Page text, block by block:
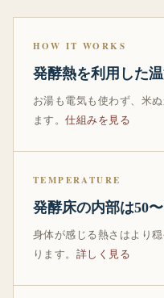
HOW IT WORKS
発酵熱を利用した
お湯も電気も使わず、米
ます。仕組みを見る
TEMPERATURE
発酵床の内部は50
身体が感じる熱さはより
ります。 詳しく見る